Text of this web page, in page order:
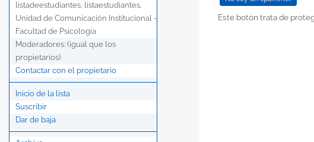
listadeestudiantes, listaestudiantes,
Unidad de Comunicación Institucional -
Facultad de Psicología
Moderadores: (igual que los
propietarios)
Contactar con el propietario
Inicio de la lista
Suscribir
Dar de baja
Este botón trata de